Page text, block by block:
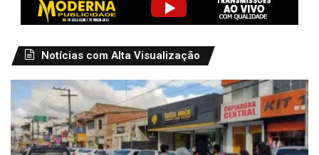
Notícias com Alta Visualização